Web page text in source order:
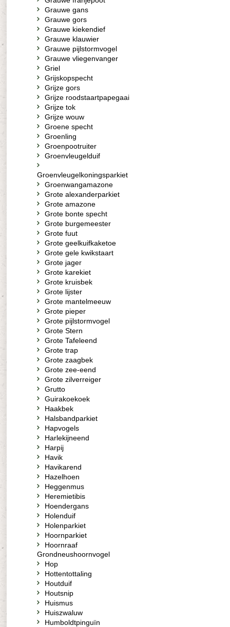
Grauwe gans
Grauwe gors
Grauwe kiekendief
Grauwe klauwier
Grauwe pijlstormvogel
Grauwe vliegenvanger
Griel
Grijskopspecht
Grijze gors
Grijze roodstaartpapegaai
Grijze tok
Grijze wouw
Groene specht
Groenling
Groenpootruiter
Groenvleugelduif
Groenvleugelkoningsparkiet
Groenwangamazone
Grote alexanderparkiet
Grote amazone
Grote bonte specht
Grote burgemeester
Grote fuut
Grote geelkuifkaketoe
Grote gele kwikstaart
Grote jager
Grote karekiet
Grote kruisbek
Grote lijster
Grote mantelmeeuw
Grote pieper
Grote pijlstormvogel
Grote Stern
Grote Tafeleend
Grote trap
Grote zaagbek
Grote zee-eend
Grote zilverreiger
Grutto
Guirakoekoek
Haakbek
Halsbandparkiet
Hapvogels
Harlekijneend
Harpij
Havik
Havikarend
Hazelhoen
Heggenmus
Heremietibis
Hoendergans
Holenduif
Holenparkiet
Hoornparkiet
Hoornraaf
Grondneushoornvogel
Hop
Hottentottaling
Houtduif
Houtsnip
Huismus
Huiszwaluw
Humboldtpinguïn